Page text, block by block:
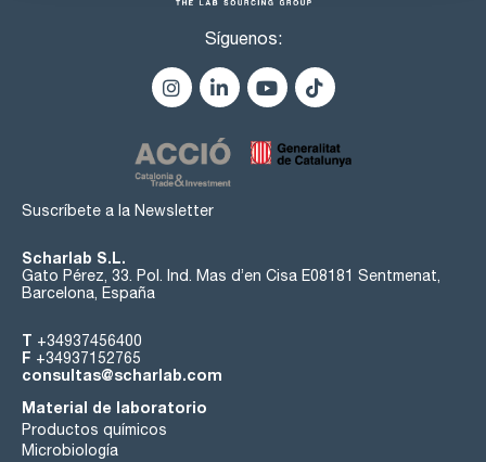
Síguenos:
Suscríbete a la Newsletter
Scharlab S.L.
Gato Pérez, 33. Pol. Ind. Mas d’en Cisa E08181 Sentmenat,
Barcelona, España
T +34937456400
F +34937152765
consultas@scharlab.com
Material de laboratorio
Productos químicos
Microbiología